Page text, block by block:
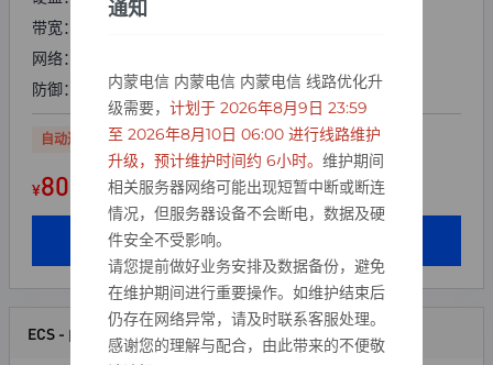
带宽：
网络：
防御：
单机20G
自动过白 支持升级
¥80.00 起/ 月
立即购买
ECS - 内蒙古 · 高防 | 16H16G
通知
内蒙电信 内蒙电信 内蒙电信 线路优化升
级需要， 计划于 2026年8月9日 23:59
至 2026年8月10日 06:00 进行线路维护
升级，预计维护时间约 6小时。 维护期间
相关服务器网络可能出现短暂中断或断连
情况，但服务器设备不会断电，数据及硬
件安全不受影响。
请您提前做好业务安排及数据备份，避免
在维护期间进行重要操作。如维护结束后
仍存在网络异常，请及时联系客服处理。
感谢您的理解与配合，由此带来的不便敬